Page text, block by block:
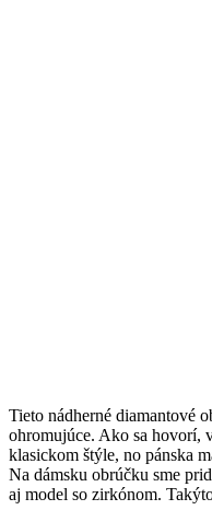
Tieto nádherné diamantové
ohromujúce. Ako sa hovorí,
klasickom štýle, no pánska
Na dámsku obrúčku sme
aj model so zirkónom.